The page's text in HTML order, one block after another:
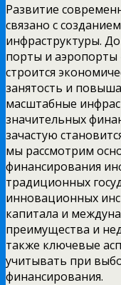
Развитие
связано с
инфраструктуры.
порты и аэропорты
строится
занятость и
масштабные
значительных
зачастую
мы рассмотрим
финансирования
традиционных
инновационных
капитала и
преимущества и
также ключевые
учитывать при
финансирования.